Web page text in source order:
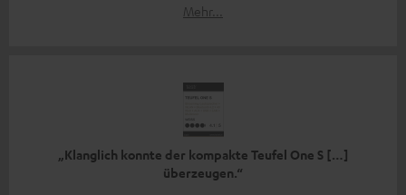
Mehr...
„Klanglich konnte der kompakte Teufel One S […]
überzeugen.“